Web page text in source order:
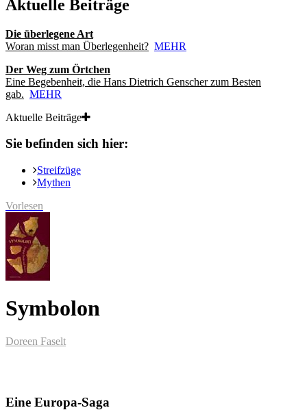
Aktuelle Beiträge
Die überlegene Art
Woran misst man Überlegenheit? MEHR
Der Weg zum Örtchen
Eine Begebenheit, die Hans Dietrich Genscher zum Besten
gab. MEHR
Aktuelle Beiträge
Sie befinden sich hier:
Streifzüge
Mythen
Vorlesen
Symbolon
Doreen Faselt
Eine Europa-Saga